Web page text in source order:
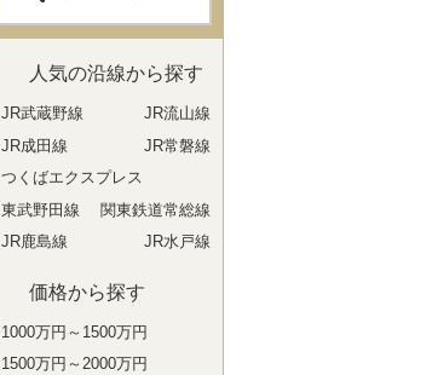
人気の沿線から探す
JR武蔵野線
JR流山線
JR成田線
JR常磐線
つくばエクスプレス
東武野田線
関東鉄道常総線
JR鹿島線
JR水戸線
価格から探す
1000万円～1500万円
1500万円～2000万円